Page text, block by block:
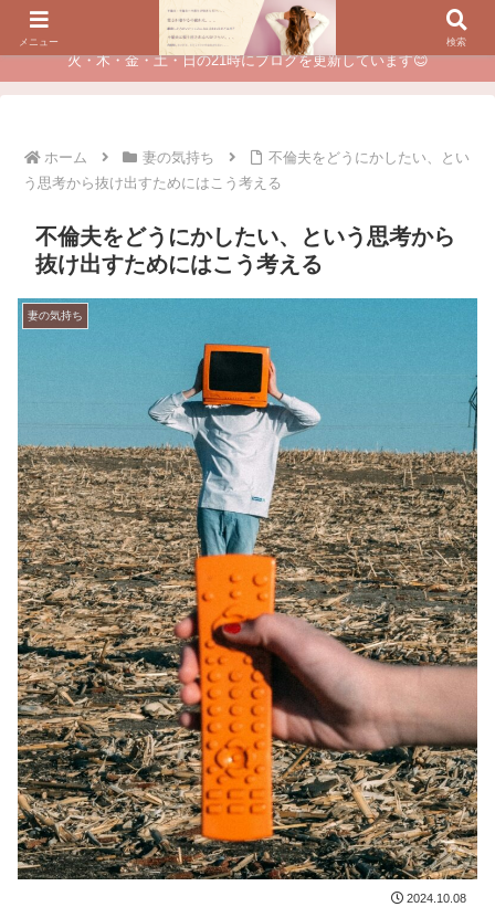
夫に不倫されたつらい経験が、あなたのチャンスに変わるカウンセリング
火・木・金・土・日の21時にブログを更新しています😊
ホーム 妻の気持ち
不倫夫をどうにかしたい、とい
う思考から抜け出すためにはこう考える
不倫夫をどうにかしたい、という思考から
抜け出すためにはこう考える
妻の気持ち
2024.10.08
メニュー 検索